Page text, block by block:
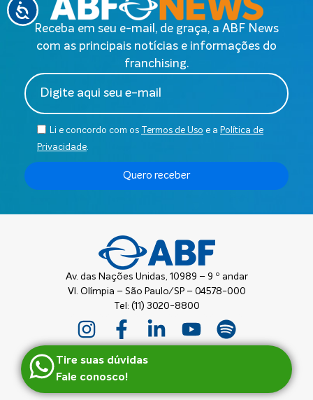
Receba em seu e-mail, de graça, a ABF News
com as principais notícias e informações do
franchising.
Li e concordo com os Termos de Uso e a Política de
Privacidade.
Quero receber
Av. das Nações Unidas, 10989 – 9 º andar
Vl. Olímpia – São Paulo/SP – 04578-000
Tel: (11) 3020-8800
Tire suas dúvidas
Fale conosco!